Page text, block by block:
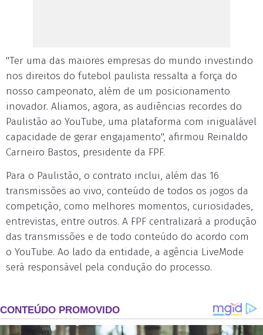
"Ter uma das maiores empresas do mundo investindo
nos direitos do futebol paulista ressalta a força do
nosso campeonato, além de um posicionamento
inovador. Aliamos, agora, as audiências recordes do
Paulistão ao YouTube, uma plataforma com inigualável
capacidade de gerar engajamento", afirmou Reinaldo
Carneiro Bastos, presidente da FPF.
Para o Paulistão, o contrato inclui, além das 16
transmissões ao vivo, conteúdo de todos os jogos da
competição, como melhores momentos, curiosidades,
entrevistas, entre outros. A FPF centralizará a produção
das transmissões e de todo conteúdo do acordo com
o YouTube. Ao lado da entidade, a agência LiveMode
será responsável pela condução do processo.